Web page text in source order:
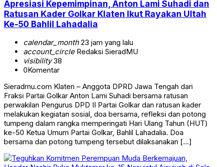
Apresiasi Kepemimpinan, Anton Lami Suhadi dan
Ratusan Kader Golkar Klaten Ikut Rayakan Ultah
Ke-50 Bahlil Lahadalia
calendar_month23 jam yang lalu
account_circleRedaksi SieradMU
visibility38
0Komentar
Sieradmu.com Klaten – Anggota DPRD Jawa Tengah dari
Fraksi Partai Golkar Anton Lami Suhadi bersama ratusan
perwakilan Pengurus DPD II Partai Golkar dan ratusan kader
melakukan kegiatan sosial, doa bersama, refleksi dan potong
tumpeng dalam rangka memperingati Hari Ulang Tahun (HUT)
ke-50 Ketua Umum Partai Golkar, Bahlil Lahadalia. Doa
bersama dan potong tumpeng tersebut dilaksanakan […]